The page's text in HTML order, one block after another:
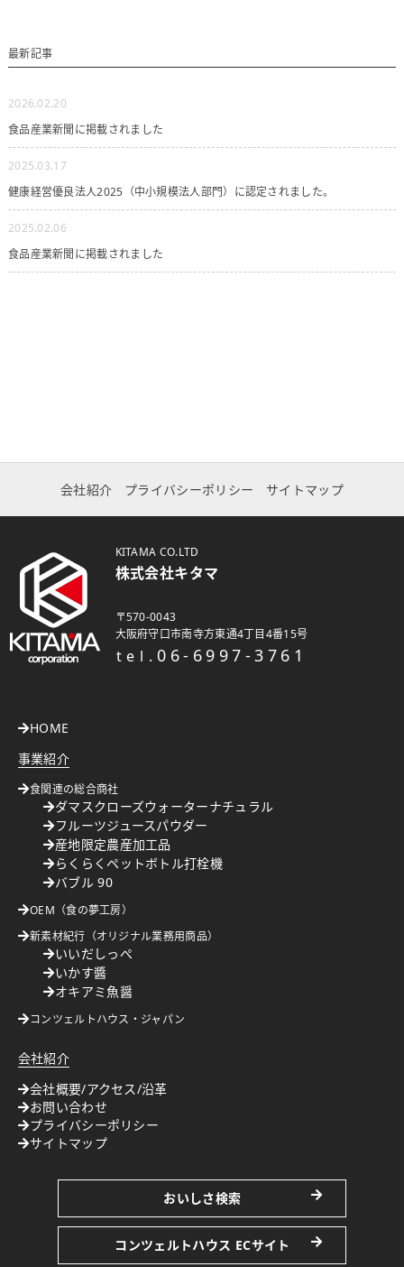
最新記事
2026.02.20
食品産業新聞に掲載されました
2025.03.17
健康経営優良法人2025（中小規模法人部門）に認定されました。
2025.02.06
食品産業新聞に掲載されました
会社紹介 プライバシーポリシー サイトマップ
KITAMA CO.LTD
株式会社キタマ
〒570-0043
大阪府守口市南寺方東通4丁目4番15号
tel.06-6997-3761
HOME
事業紹介
食関連の総合商社
ダマスクローズウォーターナチュラル
フルーツジュースパウダー
産地限定農産加工品
らくらくペットボトル打栓機
バブル 90
OEM（食の夢工房）
新素材紀行（オリジナル業務用商品）
いいだしっぺ
いかす醬
オキアミ魚醤
コンツェルトハウス・ジャパン
会社紹介
会社概要/アクセス/沿革
お問い合わせ
プライバシーポリシー
サイトマップ
おいしさ検索
コンツェルトハウス ECサイト